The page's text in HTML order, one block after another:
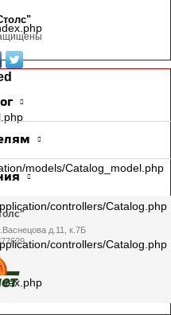
models/Catalog_model.php
controllers/Catalog.php
controllers/Catalog.php
д.11, к.7Б